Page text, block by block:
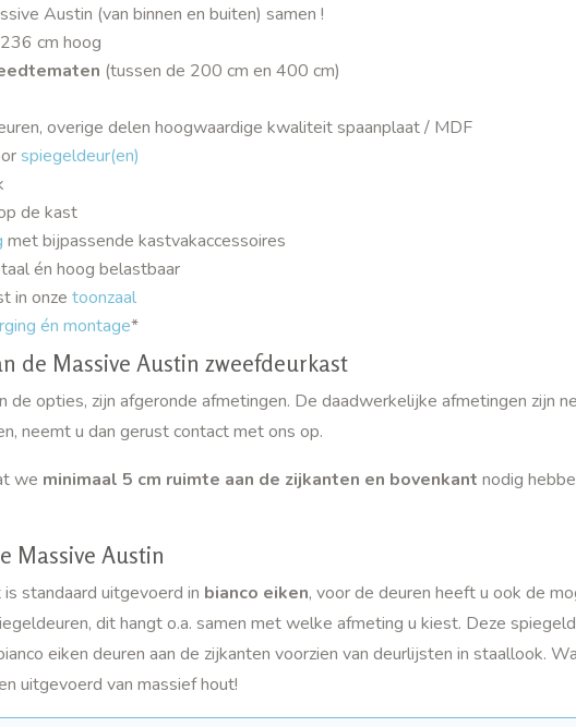
Austin (van binnen en buiten) samen !
cm hoog
(tussen de 200 cm en 400 cm)
overige delen hoogwaardige kwaliteit spaanplaat / MDF
spiegeldeur(en)
de kast
met bijpassende kastvakaccessoires
én hoog belastbaar
in onze toonzaal
én montage*
de Massive Austin zweefdeurkast
de opties, zijn afgeronde afmetingen. De daadwerkelijke afmetingen zijn
neemt u dan gerust contact met ons op.
we minimaal 5 cm ruimte aan de zijkanten en bovenkant nodig
Massive Austin
standaard uitgevoerd in bianco eiken, voor de deuren heeft u ook de
dit hangt o.a. samen met welke afmeting u kiest. Deze
eiken deuren aan de zijkanten voorzien van deurlijsten in staallook.
uitgevoerd van massief hout!